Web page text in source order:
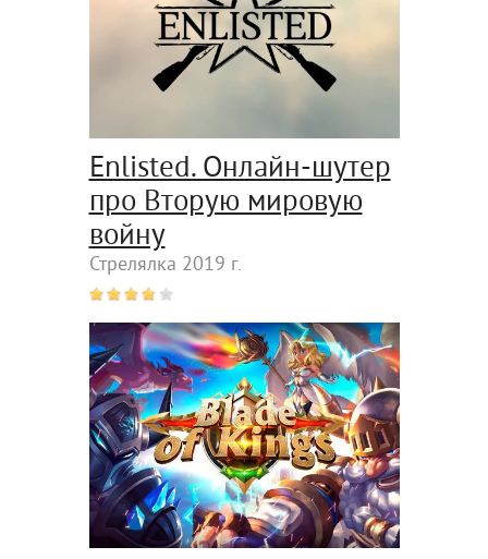
Enlisted. Онлайн-шутер
про Вторую мировую
войну
Стрелялка 2019 г.